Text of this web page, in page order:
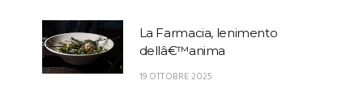
La Farmacia, lenimento
dellâ€™anima
19 OTTOBRE 2025